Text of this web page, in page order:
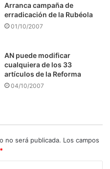
Arranca campaña de
erradicación de la Rubéola
01/10/2007
AN puede modificar
cualquiera de los 33
artículos de la Reforma
04/10/2007
no será publicada. Los campos
*